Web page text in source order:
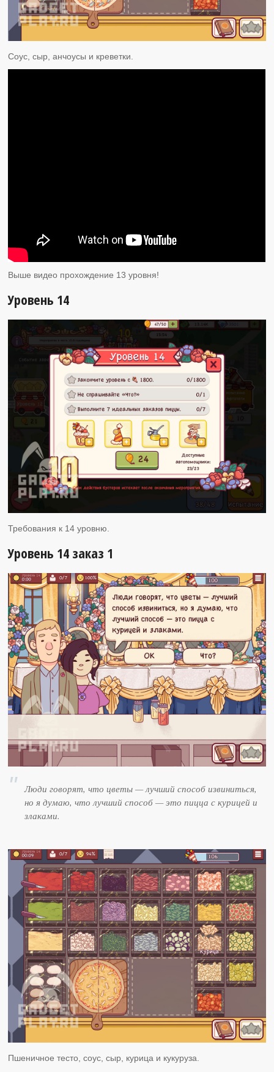
Соус, сыр, анчоусы и креветки.
Выше видео прохождение 13 уровня!
Уровень 14
Требования к 14 уровню.
Уровень 14 заказ 1
Люди говорят, что цветы — лучший способ извиниться,
но я думаю, что лучший способ — это пицца с курицей и
злаками.
Пшеничное тесто, соус, сыр, курица и кукуруза.